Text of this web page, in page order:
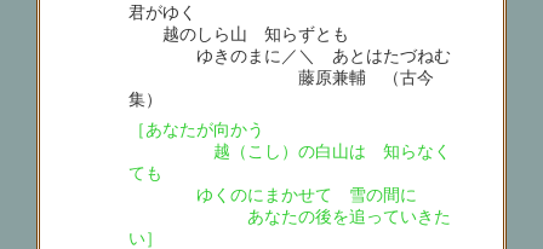
君がゆく
越のしら山 知らずとも
ゆきのまに／＼ あとはたづねむ
藤原兼輔 （古今
集）
［あなたが向かう
越（こし）の白山は 知らなく
ても
ゆくのにまかせて 雪の間に
あなたの後を追っていきた
い］